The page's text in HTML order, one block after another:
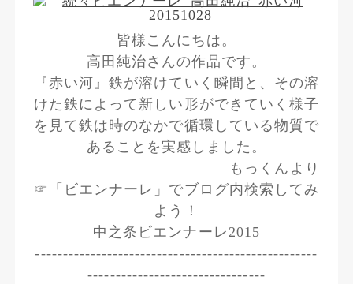
皆様こんにちは。
高田純治さんの作品です。
『赤い河』鉄が溶けていく瞬間と、その溶
けた鉄によって新しい形ができていく様子
を見て鉄は時のなかで循環している物質で
あることを実感しました。
もっくんより
☞「ビエンナーレ」でブログ内検索してみ
よう！
中之条ビエンナーレ2015
---------------------------------------------------
--------------------------------